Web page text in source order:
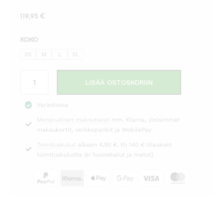
119,95 €
KOKO
XS M L XL
Thora
Mos
Mosh
määrä
LISÄÄ OSTOSKORIIN
Varastossa
Monipuoliset maksutavat mm. Klarna, yleisimmät
maksukortit, verkkopankit ja MobilePay
Toimituskulut alkaen 4,90 €. Yli 140 € tilaukset
toimituskuluitta (ei huonekalut ja matot)